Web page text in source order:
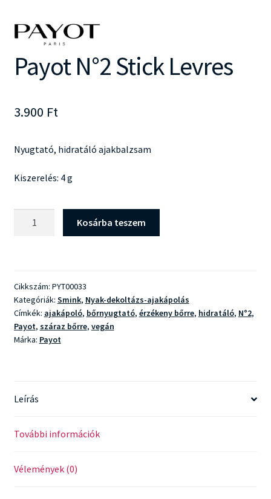
Payot N°2 Stick Levres
3.900 Ft
Nyugtató, hidratáló ajakbalzsam
Kiszerelés: 4 g
Kosárba teszem
Cikkszám: PYT00033
Kategóriák: Smink, Nyak-dekoltázs-ajakápolás
Címkék: ajakápoló, bőrnyugtató, érzékeny bőrre, hidratáló, N°2,
Payot, száraz bőrre, vegán
Márka: Payot
Leírás
További információk
Vélemények (0)